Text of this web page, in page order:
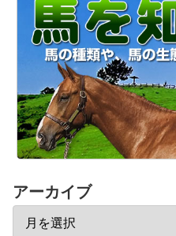
アーカイブ